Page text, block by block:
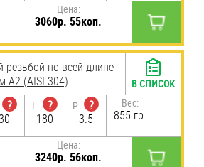
Цена:
3060р. 55коп.
по всей длине
А2 (AISI 304)
?
L
?
180
P
?
3.5
Вес:
855 гр.
Цена:
3240р. 56коп.
В СПИСОК